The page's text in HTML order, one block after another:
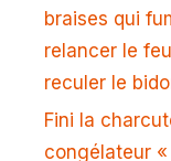
braises qui
relancer le
reculer le
Fini la
congélateur